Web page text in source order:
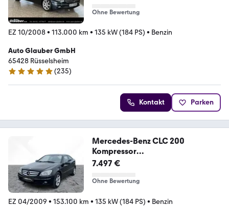
Ohne Bewertung
EZ 10/2008• 113.000 km • 135 kW (184 PS) • Benzin
Auto Glauber GmbH
65428 Rüsselsheim
4.9 Sterne
(235)
Kontakt Parken
Mercedes-Benz CLC 200
Kompressor
SHZ*KlimaA*LM*Teilleder
7.497 €
Ohne Bewertung
EZ 04/2009 • 153.100 km • 135 kW (184 PS) • Benzin